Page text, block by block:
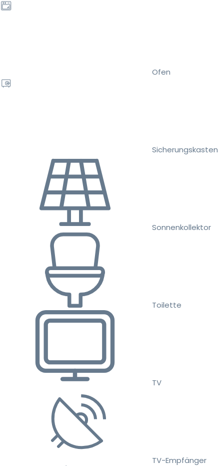
Ofen
Sicherungskasten
Sonnenkollektor
Toilette
TV
TV-Empfänger